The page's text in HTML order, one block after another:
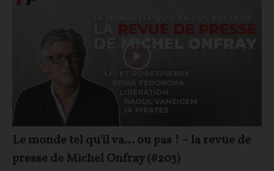
Le monde tel qu'il va… ou pas ! – la revue de
presse de Michel Onfray (#203)